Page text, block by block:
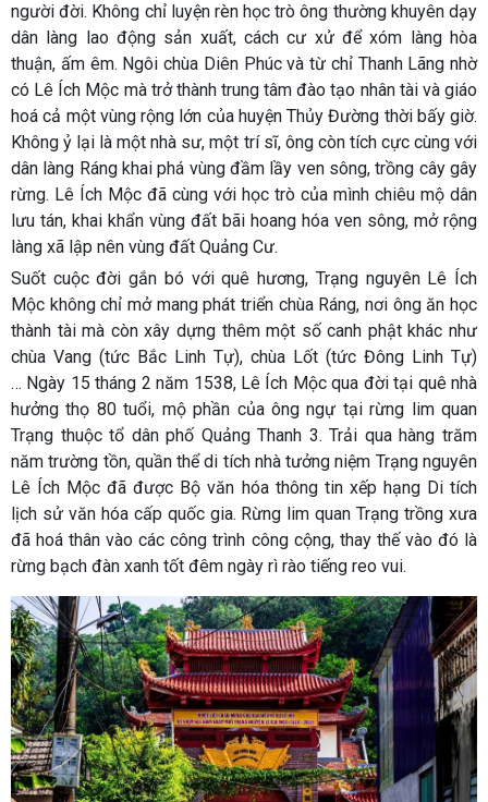
người đời. Không chỉ luyện rèn học trò ông thường khuyên dạy
dân làng lao động sản xuất, cách cư xử để xóm làng hòa
thuận, ấm êm. Ngôi chùa Diên Phúc và từ chỉ Thanh Lãng nhờ
có Lê Ích Mộc mà trở thành trung tâm đào tạo nhân tài và giáo
hoá cả một vùng rộng lớn của huyện Thủy Đường thời bấy giờ.
Không ỷ lại là một nhà sư, một trí sĩ, ông còn tích cực cùng với
dân làng Ráng khai phá vùng đầm lầy ven sông, trồng cây gây
rừng. Lê Ích Mộc đã cùng với học trò của mình chiêu mộ dân
lưu tán, khai khẩn vùng đất bãi hoang hóa ven sông, mở rộng
làng xã lập nên vùng đất Quảng Cư.
Suốt cuộc đời gắn bó với quê hương, Trạng nguyên Lê Ích
Mộc không chỉ mở mang phát triển chùa Ráng, nơi ông ăn học
thành tài mà còn xây dựng thêm một số canh phật khác như
chùa Vang (tức Bắc Linh Tự), chùa Lốt (tức Đông Linh Tự)
… Ngày 15 tháng 2 năm 1538, Lê Ích Mộc qua đời tại quê nhà
hưởng thọ 80 tuổi, mộ phần của ông ngự tại rừng lim quan
Trạng thuộc tổ dân phố Quảng Thanh 3. Trải qua hàng trăm
năm trường tồn, quần thể di tích nhà tưởng niệm Trạng nguyên
Lê Ích Mộc đã được Bộ văn hóa thông tin xếp hạng Di tích
lịch sử văn hóa cấp quốc gia. Rừng lim quan Trạng trồng xưa
đã hoá thân vào các công trình công cộng, thay thế vào đó là
rừng bạch đàn xanh tốt đêm ngày rì rào tiếng reo vui.